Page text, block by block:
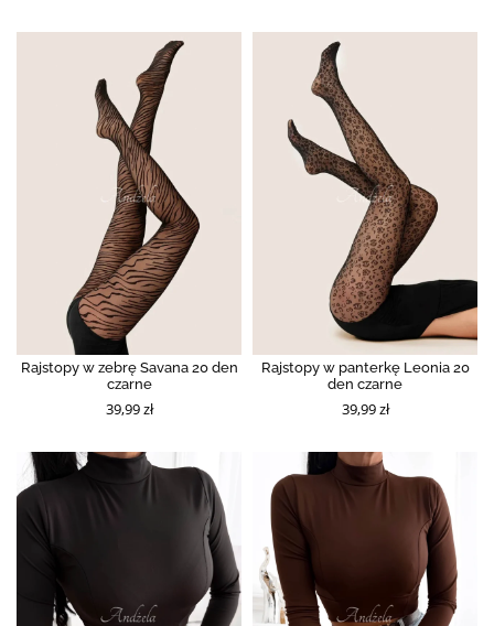
Rajstopy w zebrę Savana 20 den
czarne
39,99 zł
Rajstopy w panterkę Leonia 20
den czarne
39,99 zł